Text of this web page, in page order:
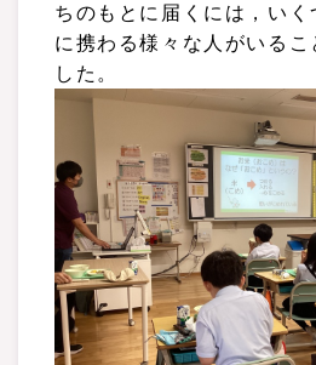
ちのもとに届くには，いく
に携わる様々な人がいるこ
した。